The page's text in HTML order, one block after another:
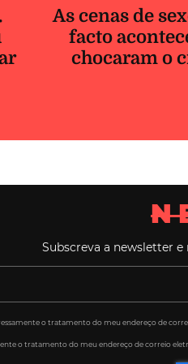
As cenas de
facto
chocaram o
Subscreva a newsletter
o tratamento do meu endereço de
o tratamento do meu endereço de correio